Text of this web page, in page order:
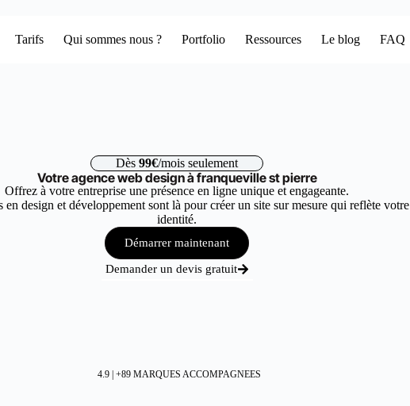
Tarifs Qui sommes nous ? Portfolio Ressources Le blog FAQ
Dès 99€/mois seulement
Votre agence web design à franqueville st pierre
Offrez à votre entreprise une présence en ligne unique et engageante.
en design et développement sont là pour créer un site sur mesure qui reflète votre
identité.
Démarrer maintenant
Demander un devis gratuit
4.9 | +89 MARQUES ACCOMPAGNEES